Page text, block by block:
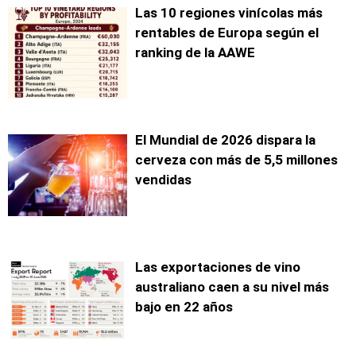
Las 10 regiones vinícolas más
rentables de Europa según el
ranking de la AAWE
El Mundial de 2026 dispara la
cerveza con más de 5,5 millones
vendidas
Las exportaciones de vino
australiano caen a su nivel más
bajo en 22 años